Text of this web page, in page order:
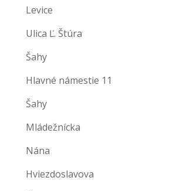
Levice
Ulica Ľ. Štúra
Šahy
Hlavné námestie 11
Šahy
Mládežnícka
Nána
Hviezdoslavova